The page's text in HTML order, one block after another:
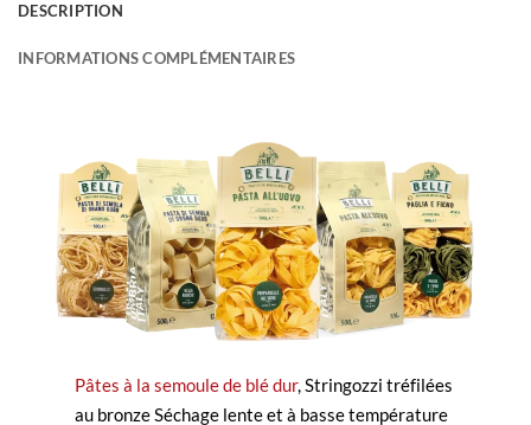
DESCRIPTION
INFORMATIONS COMPLÉMENTAIRES
Pâtes à la semoule de blé dur, Stringozzi tréfilées
au bronze Séchage lente et à basse température